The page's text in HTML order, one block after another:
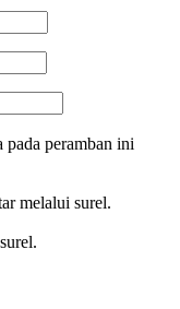
pada peramban ini
melalui surel.